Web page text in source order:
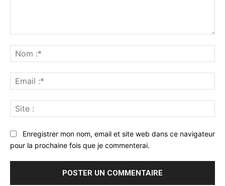
:*
:*
:
Enregistrer mon nom, email et site web dans ce navigateur
pour la prochaine fois que je commenterai.